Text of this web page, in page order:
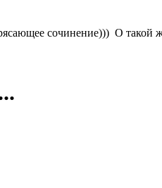
сочинение))) О такой